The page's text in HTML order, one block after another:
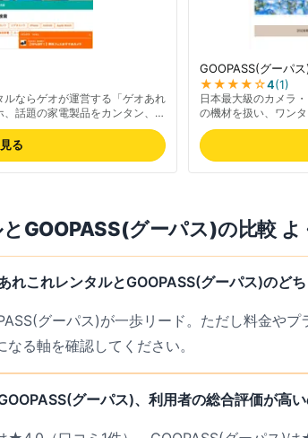
ならゲオが運営する「ゲオあれ
話題の家電製品をカンタン、お
きます。
る
GOOPASS(グーパ
★★★★☆4(1)
日本最大級のカメラ
の機材を扱い、ワン
Canon・Nikon・
ブランドに対応。最
初心者からプロまで
い。
とGOOPASS(グーパス)の比較 よ
れこれレンタルとGOOPASS(グーパス)のど
グーパス)が一歩リード。ただし料金や
る軸を確認してください。
グーパス)、利用者の総合評価が高